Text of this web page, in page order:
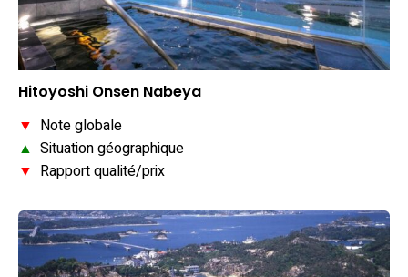
Hitoyoshi Onsen Nabeya
▼ Note globale
▲ Situation géographique
▼ Rapport qualité/prix